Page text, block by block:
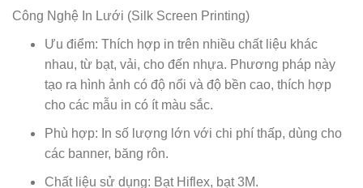
Công Nghệ In Lưới (Silk Screen Printing)
Ưu điểm: Thích hợp in trên nhiều chất liệu khác
nhau, từ bạt, vải, cho đến nhựa. Phương pháp này
tạo ra hình ảnh có độ nổi và độ bền cao, thích hợp
cho các mẫu in có ít màu sắc.
Phù hợp: In số lượng lớn với chi phí thấp, dùng cho
các banner, băng rôn.
Chất liệu sử dụng: Bạt Hiflex, bạt 3M.